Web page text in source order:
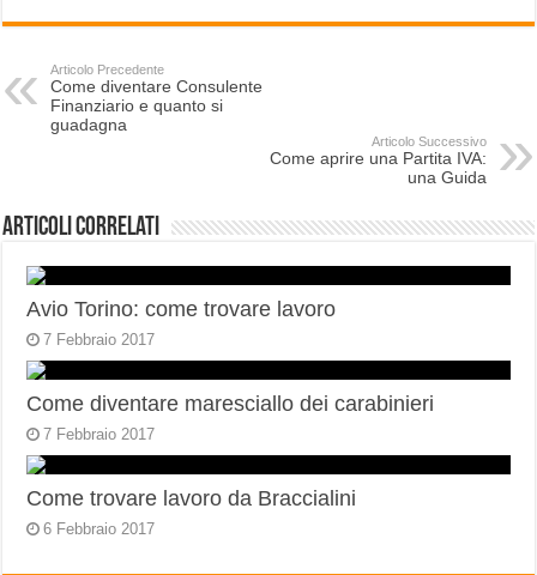
Articolo Precedente
Come diventare Consulente
Finanziario e quanto si
guadagna
Articolo Successivo
Come aprire una Partita IVA:
una Guida
Articoli correlati
Avio Torino: come trovare lavoro
7 Febbraio 2017
Come diventare maresciallo dei carabinieri
7 Febbraio 2017
Come trovare lavoro da Braccialini
6 Febbraio 2017